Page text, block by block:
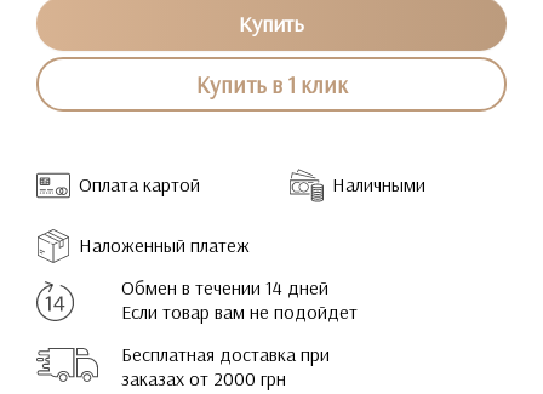
Купить
Купить в 1 клик
Оплата картой Наличными
Наложенный платеж
Обмен в течении 14 дней
Если товар вам не подойдет
Бесплатная доставка при
заказах от 2000 грн